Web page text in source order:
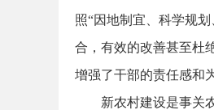
照“因地制宜、科学规
合，有效的改善甚至杜
增强了干部的责任感和
新农村建设是事关